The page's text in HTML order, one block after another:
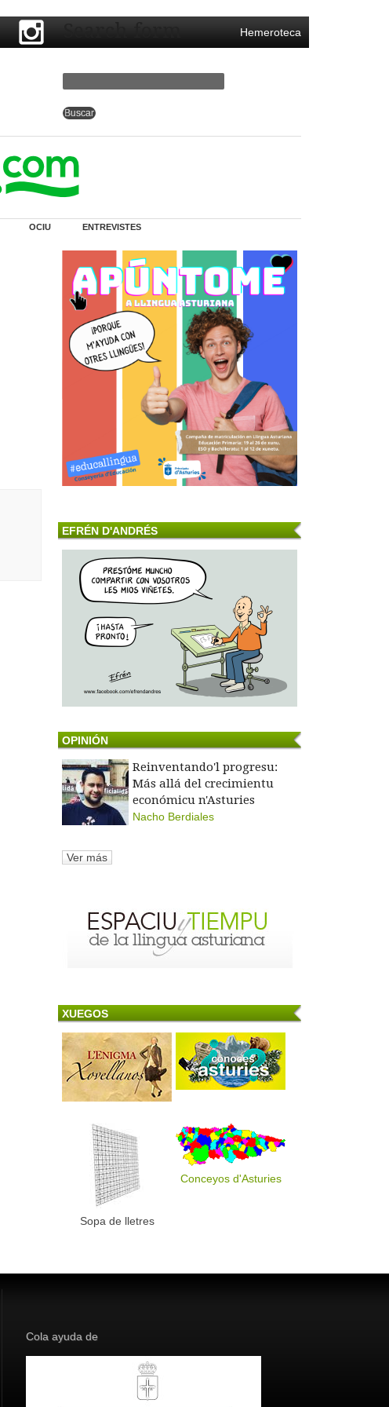
Hemeroteca
Search form
OCIU ENTREVISTES
EFRÉN D'ANDRÉS
OPINIÓN
Reinventando'l progresu:
Más allá del crecimientu
económicu n'Asturies
Nacho Berdiales
Ver más
XUEGOS
Sopa de lletres
Conceyos d'Asturies
Cola ayuda de